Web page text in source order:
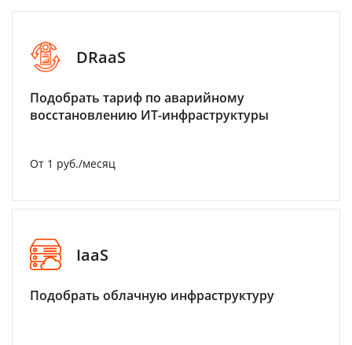
DRaaS
Подобрать тариф по аварийному
восстановлению ИТ-инфраструктуры
От 1 руб./месяц
IaaS
Подобрать облачную инфраструктуру